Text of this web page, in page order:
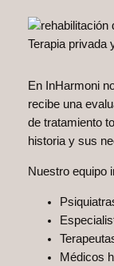
En InHarmoni
recibe una
de tratamiento
historia y sus
Nuestro equipo
Médicos
Terapia privada